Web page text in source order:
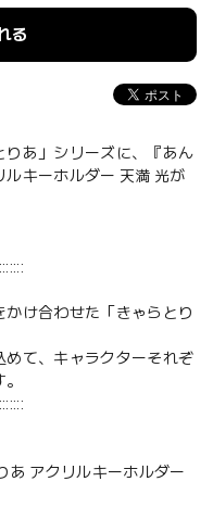
る
りあ」シリーズに、『あん
キーホルダー 天満 光が
け合わせた「きゃらとり
て、キャラクターそれぞ
あ アクリルキーホルダー